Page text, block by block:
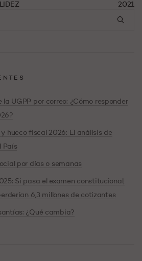
2021
UGPP por correo: ¿Cómo responder
y hueco fiscal 2026: El análisis de
País
por días o semanas
Si pasa el examen constitucional,
6,3 millones de cotizantes
¿Qué cambia?